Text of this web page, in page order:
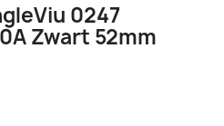
0247
Zwart 52mm